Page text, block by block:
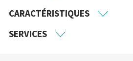
CARACTÉRISTIQUES
SERVICES